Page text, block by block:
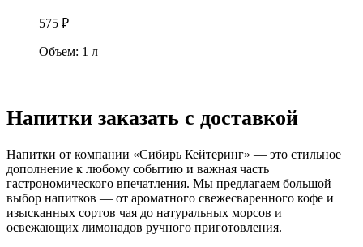
575 ₽
Объем: 1 л
Напитки заказать с доставкой
Напитки от компании «Сибирь Кейтеринг» — это стильное
дополнение к любому событию и важная часть
гастрономического впечатления. Мы предлагаем большой
выбор напитков — от ароматного свежесваренного кофе и
изысканных сортов чая до натуральных морсов и
освежающих лимонадов ручного приготовления.